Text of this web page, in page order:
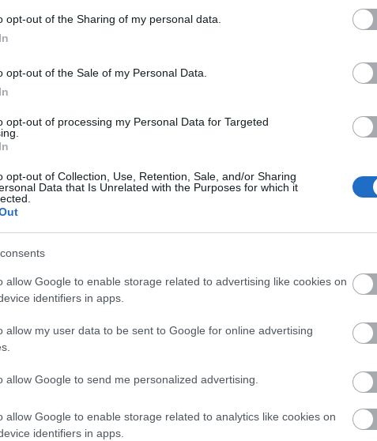
opt-out of the Sharing of my personal data.
opt-out of the Sale of my Personal Data.
opt-out of processing my Personal Data for Targeted
opt-out of Collection, Use, Retention, Sale, and/or Sharing
Data that Is Unrelated with the Purposes for which it
allow Google to enable storage related to advertising like cookies on
identifiers in apps.
allow my user data to be sent to Google for online advertising
allow Google to send me personalized advertising.
allow Google to enable storage related to analytics like cookies on
identifiers in apps.
irányító rendszerekkel végrehajtott, ukránnak
műveleteket. Ezt is csak az utóbbi időben.
kísérem az Ukrajna, s immár az
Számomra egyértelmű, hogy ritka
elsősorban válasz egy előzőleg ellene
is megelőzte a rakéták kilövését, hogy a
húzódni. Ezzel nem azt állítom, hogy a
oldalon a humánum kiteljesedése lehetne. De a
hogy
többségével, hiszen döntő részük még
februárjában kezdődött, amikor az orosz
minden értelemben Ukrajnához
vélemény, mert a megelőző nyolc évben a
elhallgatta, mekkora pusztítást
az ukrán büntető osztagok és a hadsereg
által lakott Donyec-medencében. Ezt a bűnös
miközben ugyanezen okok miatt megértőnek